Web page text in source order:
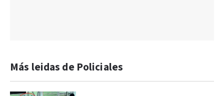
Más leidas de Policiales